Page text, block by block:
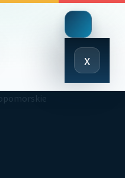
x
Close
Menu